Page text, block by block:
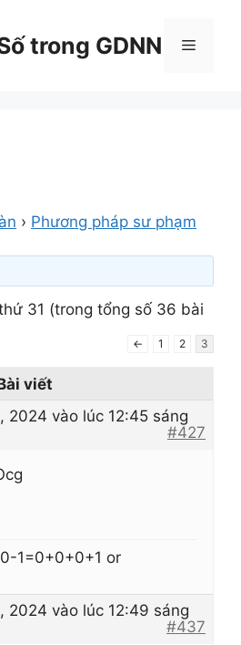
trong GDNN Menu
› Phương pháp sư phạm
31 (trong tổng số 36 bài
← 1 2 3
viết
2024 vào lúc 12:45 sáng
#427
1=0+0+0+1 or
2024 vào lúc 12:49 sáng
#437